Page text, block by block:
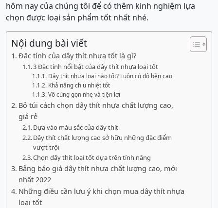
hôm nay của chúng tôi để có thêm kinh nghiệm lựa
chọn được loại sản phẩm tốt nhất nhé.
Nội dung bài viết
Đặc tính của dây thít nhựa tốt là gì?
3 Đặc tính nổi bật của dây thít nhựa loại tốt
Dây thít nhựa loại nào tốt? Luôn có độ bền cao
Khả năng chịu nhiệt tốt
Vô cùng gọn nhẹ và tiện lợi
Bỏ túi cách chọn dây thít nhựa chất lượng cao,
giá rẻ
Dựa vào màu sắc của dây thít
Dây thít chất lượng cao sở hữu những đặc điểm
vượt trội
Chọn dây thít loại tốt dựa trên tính năng
Bảng báo giá dây thít nhựa chất lượng cao, mới
nhất 2022
Những điều cần lưu ý khi chọn mua dây thít nhựa
loại tốt